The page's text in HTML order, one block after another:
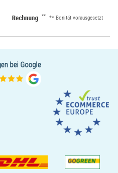
** ** Bonität vorausgesetzt